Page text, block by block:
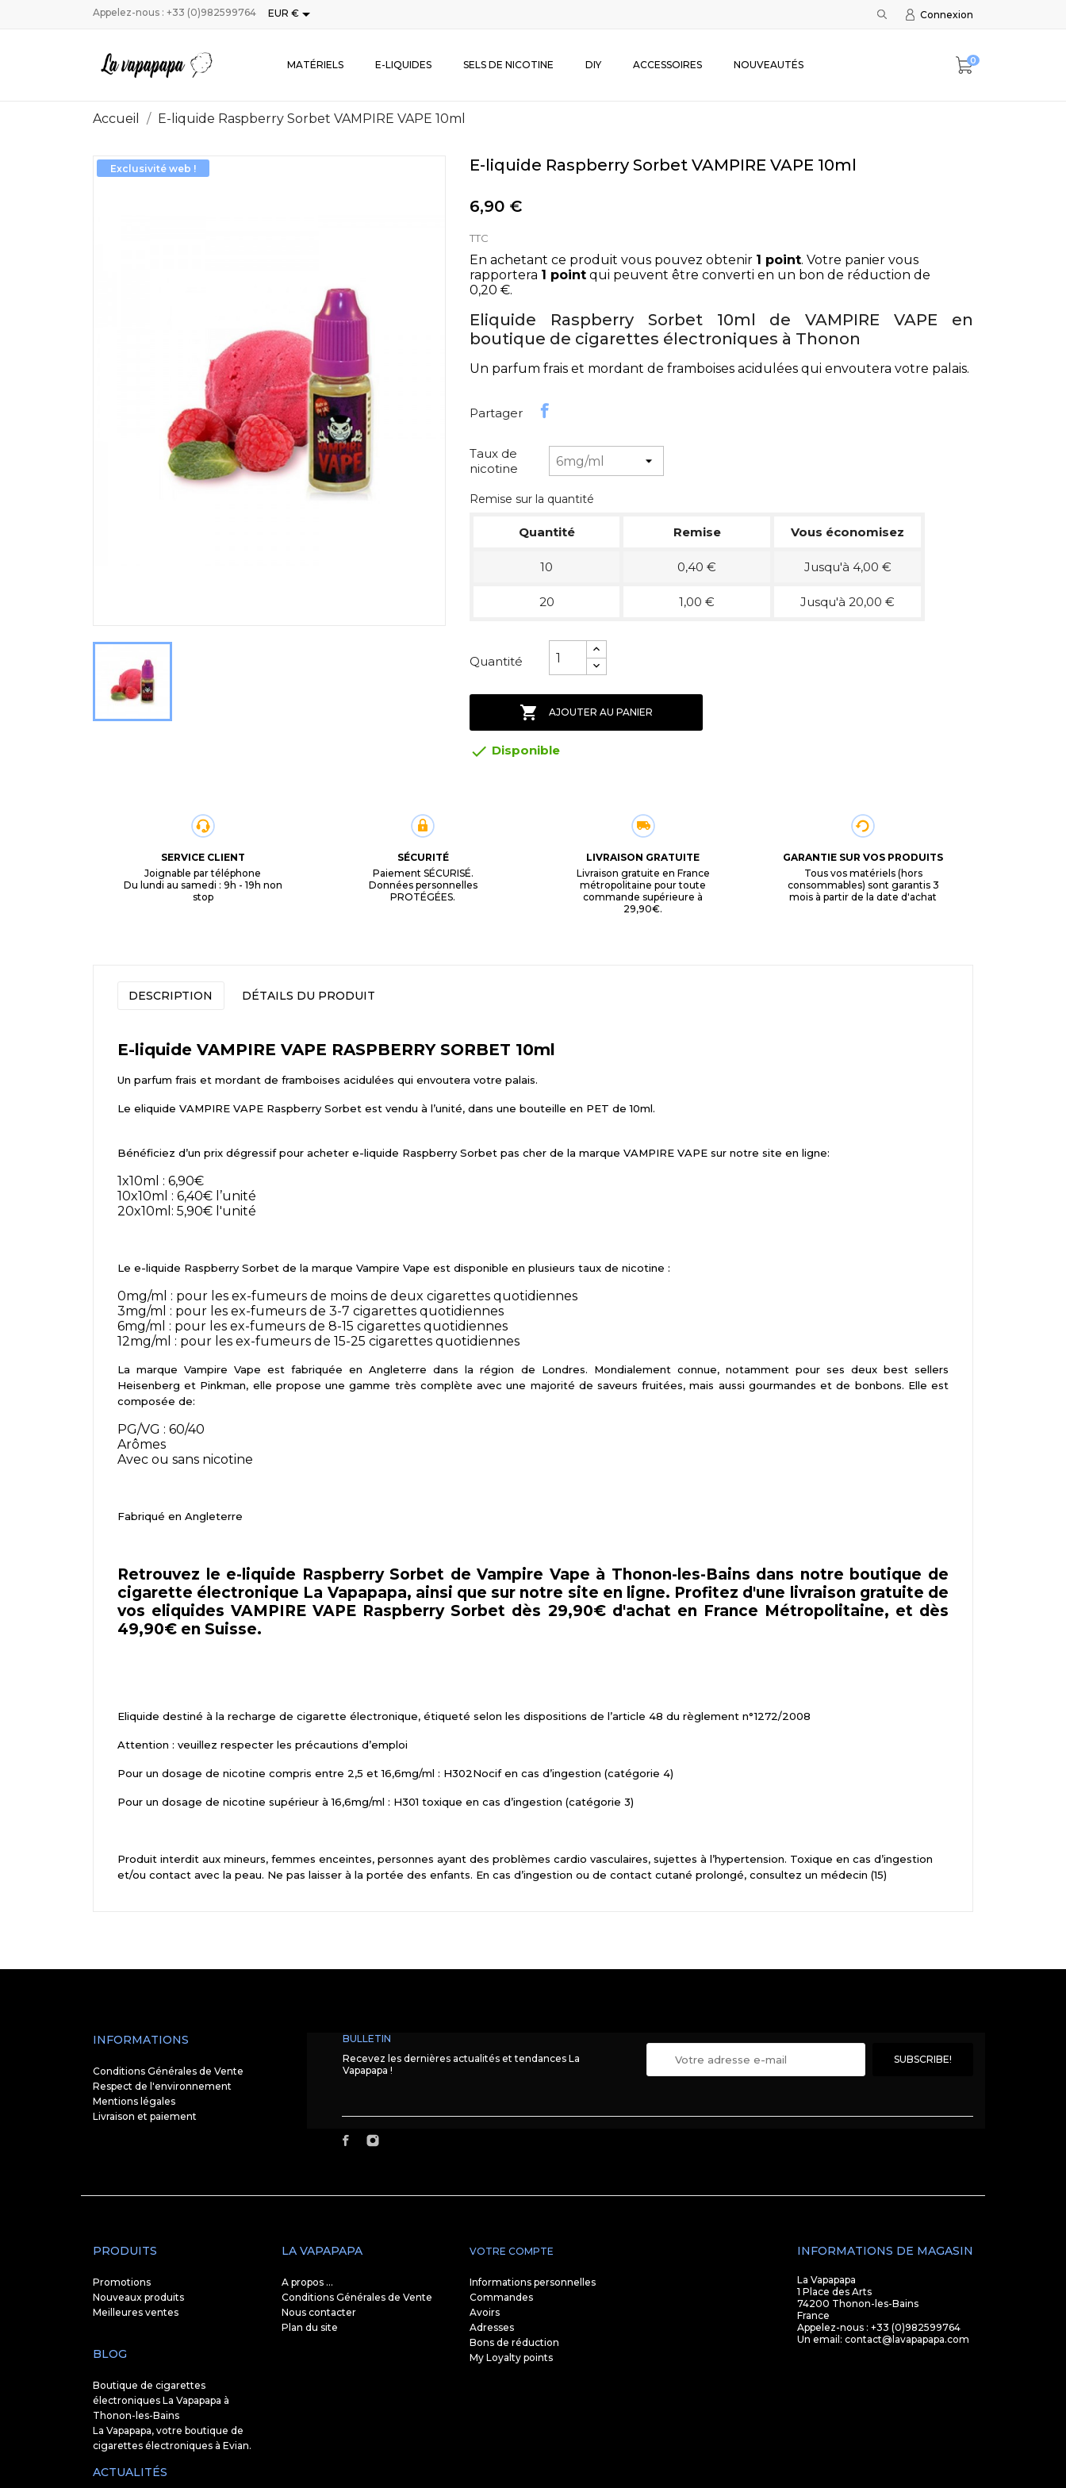
Appelez-nous : +33 (0)982599764 EUR € Connexion
MATÉRIELS E-LIQUIDES SELS DE NICOTINE DIY ACCESSOIRES NOUVEAUTÉS 0
Accueil E-liquide Raspberry Sorbet VAMPIRE VAPE 10ml
Exclusivité web ! E-liquide Raspberry Sorbet VAMPIRE VAPE 10ml
6,90 €
TTC
En achetant ce produit vous pouvez obtenir 1 point. Votre panier vous
rapportera 1 point qui peuvent être converti en un bon de réduction de
0,20 €.
Eliquide Raspberry Sorbet 10ml de VAMPIRE VAPE en
boutique de cigarettes électroniques à Thonon
Un parfum frais et mordant de framboises acidulées qui envoutera votre palais.
Partager
Taux de
nicotine
Remise sur la quantité
Quantité Remise Vous économisez
10 0,40 € Jusqu'à 4,00 €
20 1,00 € Jusqu'à 20,00 €
Quantité
 AJOUTER AU PANIER
 Disponible
SERVICE CLIENT
Joignable par téléphone
Du lundi au samedi : 9h - 19h non
stop
SÉCURITÉ
Paiement SÉCURISÉ.
Données personnelles
PROTÉGÉES.
LIVRAISON GRATUITE
Livraison gratuite en France
métropolitaine pour toute
commande supérieure à
29,90€.
GARANTIE SUR VOS PRODUITS
Tous vos matériels (hors
consommables) sont garantis 3
mois à partir de la date d'achat
DESCRIPTION DÉTAILS DU PRODUIT
E-liquide VAMPIRE VAPE RASPBERRY SORBET 10ml
Un parfum frais et mordant de framboises acidulées qui envoutera votre palais.
Le eliquide VAMPIRE VAPE Raspberry Sorbet est vendu à l’unité, dans une bouteille en PET de 10ml.
Bénéficiez d’un prix dégressif pour acheter e-liquide Raspberry Sorbet pas cher de la marque VAMPIRE VAPE sur notre site en ligne:
1x10ml : 6,90€
10x10ml : 6,40€ l’unité
20x10ml: 5,90€ l'unité
Le e-liquide Raspberry Sorbet de la marque Vampire Vape est disponible en plusieurs taux de nicotine :
0mg/ml : pour les ex-fumeurs de moins de deux cigarettes quotidiennes
3mg/ml : pour les ex-fumeurs de 3-7 cigarettes quotidiennes
6mg/ml : pour les ex-fumeurs de 8-15 cigarettes quotidiennes
12mg/ml : pour les ex-fumeurs de 15-25 cigarettes quotidiennes
La marque Vampire Vape est fabriquée en Angleterre dans la région de Londres. Mondialement connue, notamment pour ses deux best sellers
Heisenberg et Pinkman, elle propose une gamme très complète avec une majorité de saveurs fruitées, mais aussi gourmandes et de bonbons. Elle est
composée de:
PG/VG : 60/40
Arômes
Avec ou sans nicotine
Fabriqué en Angleterre
Retrouvez le e-liquide Raspberry Sorbet de Vampire Vape à Thonon-les-Bains dans notre boutique de
cigarette électronique La Vapapapa, ainsi que sur notre site en ligne. Profitez d'une livraison gratuite de
vos eliquides VAMPIRE VAPE Raspberry Sorbet dès 29,90€ d'achat en France Métropolitaine, et dès
49,90€ en Suisse.
Eliquide destiné à la recharge de cigarette électronique, étiqueté selon les dispositions de l’article 48 du règlement n°1272/2008
Attention : veuillez respecter les précautions d’emploi
Pour un dosage de nicotine compris entre 2,5 et 16,6mg/ml : H302Nocif en cas d’ingestion (catégorie 4)
Pour un dosage de nicotine supérieur à 16,6mg/ml : H301 toxique en cas d’ingestion (catégorie 3)
Produit interdit aux mineurs, femmes enceintes, personnes ayant des problèmes cardio vasculaires, sujettes à l’hypertension. Toxique en cas d’ingestion
et/ou contact avec la peau. Ne pas laisser à la portée des enfants. En cas d’ingestion ou de contact cutané prolongé, consultez un médecin (15)
INFORMATIONS
Conditions Générales de Vente
Respect de l'environnement
Mentions légales
Livraison et paiement
BULLETIN
Recevez les dernières actualités et tendances La
Vapapapa !
PRODUITS
Promotions
Nouveaux produits
Meilleures ventes
LA VAPAPAPA
A propos ...
Conditions Générales de Vente
Nous contacter
Plan du site
BLOG
Boutique de cigarettes
électroniques La Vapapapa à
Thonon-les-Bains
La Vapapapa, votre boutique de
cigarettes électroniques à Evian.
VOTRE COMPTE
Informations personnelles
Commandes
Avoirs
Adresses
Bons de réduction
My Loyalty points
INFORMATIONS DE MAGASIN
La Vapapapa
1 Place des Arts
74200 Thonon-les-Bains
France
Appelez-nous : +33 (0)982599764
Un email: contact@lavapapapa.com
ACTUALITÉS